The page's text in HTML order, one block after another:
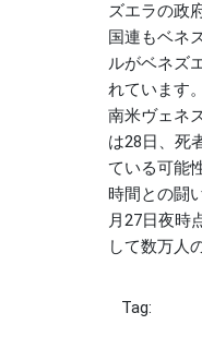
ズエラの政
国連もベネ
ルがベネズ
れています。
南米ヴェネ
は28日、死
ている可能
時間との闘
月27日夜時
して数万人
Tag: